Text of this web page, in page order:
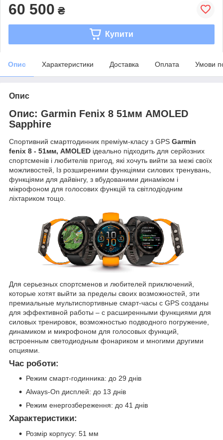
60 500 ₴
Купити
Опис Характеристики Доставка Оплата Умови
Опис
Опис: Garmin Fenix 8 51мм AMOLED
Sapphire
Спортивний смартгодинник преміум-класу з GPS Garmin
fenix 8 - 51мм, AMOLED ідеально підходить для серйозних
спортсменів і любителів пригод, які хочуть вийти за межі своїх
можливостей, Із розширеними функціями силових тренувань,
функціями для дайвінгу, з вбудованими динаміком і
мікрофоном для голосових функцій та світлодіодним
ліхтариком тощо.
Для серьезных спортсменов и любителей приключений,
которые хотят выйти за пределы своих возможностей, эти
премиальные мультиспортивные смарт-часы с GPS созданы
для эффективной работы – с расширенными функциями для
силовых тренировок, возможностью подводного погружение,
динамиком и микрофоном для голосовых функций,
встроенным светодиодным фонариком и многими другими
опциями.
Час роботи:
Режим смарт-годинника: до 29 днів
Always-On дисплей: до 13 днів
Режим енергозбереження: до 41 днів
Характеристики:
Розмір корпусу: 51 мм